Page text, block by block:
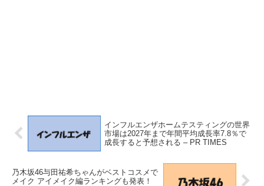
インフルエンザホームテスティングの世界
市場は2027年まで年間平均成長率7.8％で
成長すると予想される – PR TIMES
乃木坂46与田祐希ちゃんがベストコスメで
メイク アイメイク編ランキングも発表！